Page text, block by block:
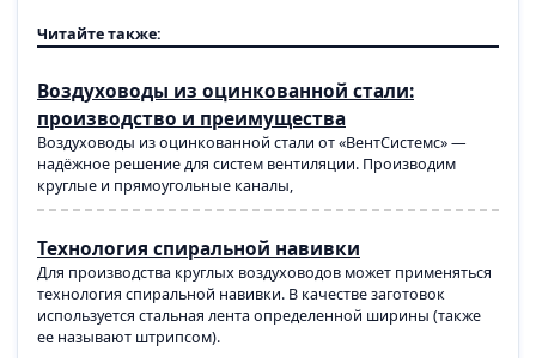
Читайте также:
Воздуховоды из оцинкованной стали:
производство и преимущества
Воздуховоды из оцинкованной стали от «ВентСистемс» —
надёжное решение для систем вентиляции. Производим
круглые и прямоугольные каналы,
Технология спиральной навивки
Для производства круглых воздуховодов может применяться
технология спиральной навивки. В качестве заготовок
используется стальная лента определенной ширины (также
ее называют штрипсом).